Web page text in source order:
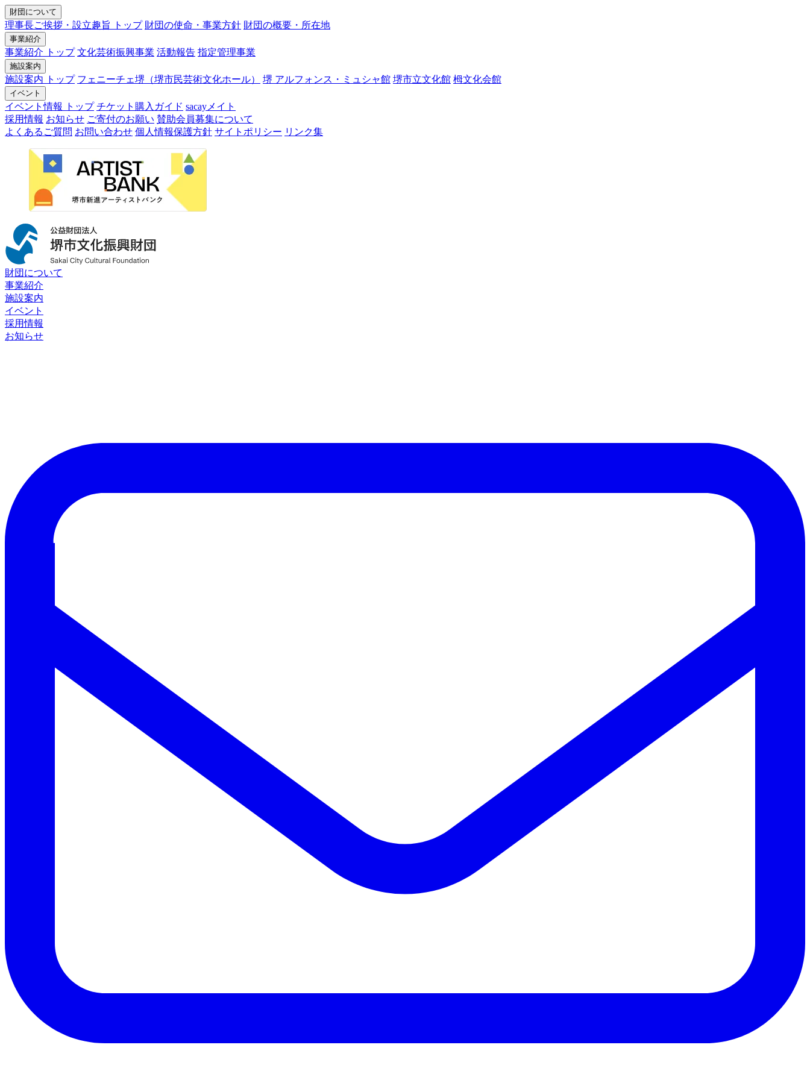
財団について
理事長ご挨拶・設立趣旨 トップ 財団の使命・事業方針 財団の概要・所在地
事業紹介
事業紹介 トップ 文化芸術振興事業 活動報告 指定管理事業
施設案内
施設案内 トップ フェニーチェ堺（堺市民芸術文化ホール） 堺 アルフォンス・ミュシャ館 堺市立文化館 栂文化会館
イベント
イベント情報 トップ チケット購入ガイド sacayメイト
採用情報 お知らせ ご寄付のお願い 賛助会員募集について
よくあるご質問 お問い合わせ 個人情報保護方針 サイトポリシー リンク集
財団について
事業紹介
施設案内
イベント
採用情報
お知らせ